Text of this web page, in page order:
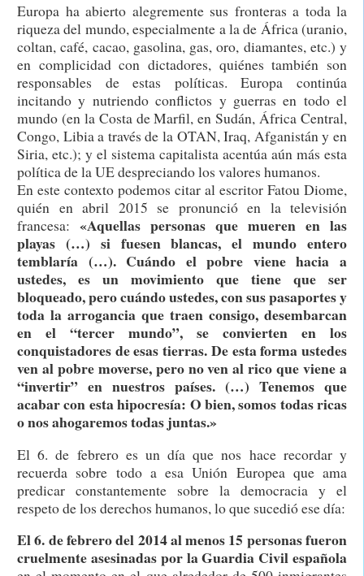
Europa ha abierto alegremente sus fronteras a toda la
riqueza del mundo, especialmente a la de África (uranio,
coltan, café, cacao, gasolina, gas, oro, diamantes, etc.) y
en complicidad con dictadores, quiénes también son
responsables de estas políticas. Europa continúa
incitando y nutriendo conflictos y guerras en todo el
mundo (en la Costa de Marfil, en Sudán, África Central,
Congo, Libia a través de la OTAN, Iraq, Afganistán y en
Siria, etc.); y el sistema capitalista acentúa aún más esta
política de la UE despreciando los valores humanos.
En este contexto podemos citar al escritor Fatou Diome,
quién en abril 2015 se pronunció en la televisión
francesa: «Aquellas personas que mueren en las
playas (…) si fuesen blancas, el mundo entero
temblaría (…). Cuándo el pobre viene hacia a
ustedes, es un movimiento que tiene que ser
bloqueado, pero cuándo ustedes, con sus pasaportes y
toda la arrogancia que traen consigo, desembarcan
en el “tercer mundo”, se convierten en los
conquistadores de esas tierras. De esta forma ustedes
ven al pobre moverse, pero no ven al rico que viene a
“invertir” en nuestros países. (…) Tenemos que
acabar con esta hipocresía: O bien, somos todas ricas
o nos ahogaremos todas juntas.»
El 6. de febrero es un día que nos hace recordar y
recuerda sobre todo a esa Unión Europea que ama
predicar constantemente sobre la democracia y el
respeto de los derechos humanos, lo que sucedió ese día:
El 6. de febrero del 2014 al menos 15 personas fueron
cruelmente asesinadas por la Guardia Civil española